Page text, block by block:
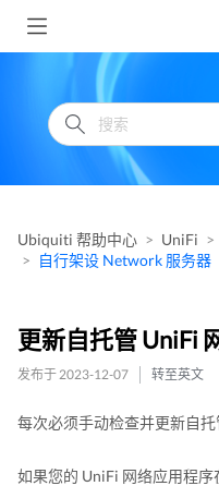
Ubiquiti 帮助中心 UniFi
自行架设 Network 服务器
更新自托管 UniFi
发布于 2023-12-07 转至英文
每次必须手动检查并更新自托
如果您的 UniFi 网络应用程